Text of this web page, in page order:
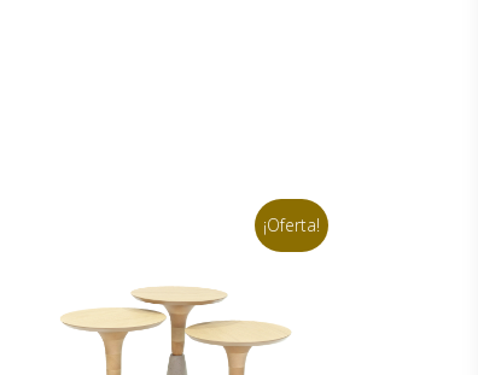
¡Oferta!